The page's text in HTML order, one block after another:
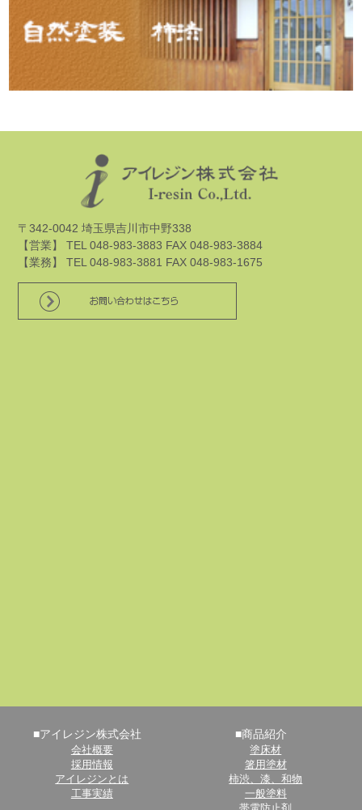
〒342-0042 埼玉県吉川市中野338
【営業】 TEL 048-983-3883 FAX 048-983-3884
【業務】 TEL 048-983-3881 FAX 048-983-1675
■アイレジン株式会社
会社概要
採用情報
アイレジンとは
工事実績
■商品紹介
塗床材
箸用塗材
柿渋、漆、和物
一般塗料